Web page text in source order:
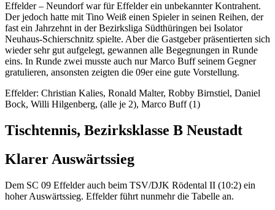
Effelder – Neundorf war für Effelder ein unbekannter Kontrahent.
Der jedoch hatte mit Tino Weiß einen Spieler in seinen Reihen, der
fast ein Jahrzehnt in der Bezirksliga Südthüringen bei Isolator
Neuhaus-Schierschnitz spielte. Aber die Gastgeber präsentierten sich
wieder sehr gut aufgelegt, gewannen alle Begegnungen in Runde
eins. In Runde zwei musste auch nur Marco Buff seinem Gegner
gratulieren, ansonsten zeigten die 09er eine gute Vorstellung.
Effelder: Christian Kalies, Ronald Malter, Robby Birnstiel, Daniel
Bock, Willi Hilgenberg, (alle je 2), Marco Buff (1)
Tischtennis, Bezirksklasse B Neustadt
Klarer Auswärtssieg
Dem SC 09 Effelder auch beim TSV/DJK Rödental II (10:2) ein
hoher Auswärtssieg. Effelder führt nunmehr die Tabelle an.